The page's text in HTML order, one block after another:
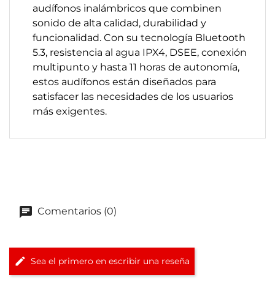
audífonos inalámbricos que combinen
sonido de alta calidad, durabilidad y
funcionalidad. Con su tecnología Bluetooth
5.3, resistencia al agua IPX4, DSEE, conexión
multipunto y hasta 11 horas de autonomía,
estos audífonos están diseñados para
satisfacer las necesidades de los usuarios
más exigentes.
Comentarios (0)
Sea el primero en escribir una reseña